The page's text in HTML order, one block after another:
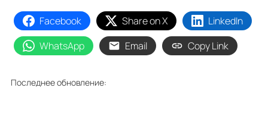
Facebook Share on X
LinkedIn
WhatsApp
Email Copy Link
Последнее обновление: